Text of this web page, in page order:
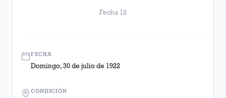
Fecha 12
FECHA
Domingo, 30 de julio de 1922
CONDICIÓN